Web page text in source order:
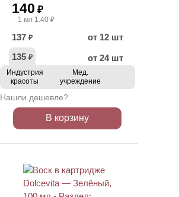
140 ₽
1 мл 1.40 ₽
137 ₽
от 12 шт
135 ₽ от 24 шт
Индустрия
красоты
Мед.
учреждение
Нашли дешевле?
В корзину